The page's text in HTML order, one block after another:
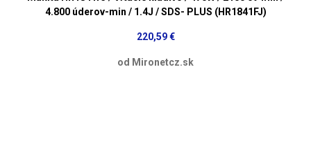
4.800 úderov-min / 1.4J / SDS- PLUS (HR1841FJ)
220,59 €
od Mironetcz.sk